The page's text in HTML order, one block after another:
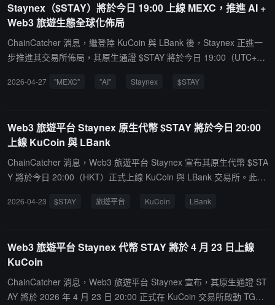
旅搜尋、預訂、合規治理及支付等完整運營棧。官方表示，雙方整合
初期將重點聚焦 Helix 的對話式預訂、政策引擎和可持續性報告功
能。未來，Staynex 計劃將 Helix 的核心智能技術應用於其現有的 B2
C AI 旅行助手中，以提升個性化行程編排與預訂效率，並加速推進集
Staynex（$STAY）將於今日 19:00 上線 MEXC，推進 AI +
Web3 旅遊生態全球化佈局
ChainCatcher 消息，繼登陸 KuCoin 與 LBank 後，Staynex 正進一
步推進其交易所佈局，其原生通證 $STAY 將於今日 19:00（UTC+
面。$STAY 是一個 AI 旅遊通證，其核心依托於真實的旅行應用場
I 為先。在通證模型方面，$STAY 總量固定為 1000 億枚，TGE 初始
流通僅為 3%。項目採用無 VC、無私募、團隊零解鎖的分配機制，使
通證從上線之初即具備更強的市場化屬性。在應用層面，Staynex 構
建以真實旅遊消費為核心的 AI＋Web3 生態體系。持有 $STAY 可解
權益。同時，平台將 20% 收入用於通證回購，實現平台增長與通證
40 個生態合作夥伴。隨著產品持續迭代及後續更多交易所上線計劃
推進，$STAY 正逐步構建連接數字資產與實際消費場景的應用路徑。
2026-04-27 "MEXC" "AI" Staynex $STAY
Web3 旅遊平台 Staynex 原生代幣 $STAY 將於今日 20:00
上線 KuCoin 與 LBank
ChainCatcher 消息，Web3 旅遊平台 Staynex 宣布其原生代幣 $STA
Y 將於今日 20:00（HKT）正式上線 KuCoin 與 LBank 交易所。此為
AY 總供應量為 1000 億枚，TGE 初始流通量為 3%，上線價格為 0.0
場景方面，$STAY 與平台真實消費場景綁定，持有者可根據等級享受
最高 25% 的旅遊通票折扣、15% 質押收益及機場貴賓廳等權益。此
外，Staynex 計劃將平台總收入的 20% 用於回購 $STAY，並設定了
銷毀 70% 總供應量的長期目標。公開資料顯示，Staynex 此前收購
2026-04-23 $STAY 旅遊平台 KuCoin LBank
Web3 旅遊平台 Staynex 代幣 STAY 將於 4 月 23 日上線
KuCoin
ChainCatcher 消息，Web3 旅遊平台 Staynex 宣布，其原生通證 ST
AY 將於 2026 年 4 月 23 日 20:00 正式在 KuCoin 交易所啟動 TG